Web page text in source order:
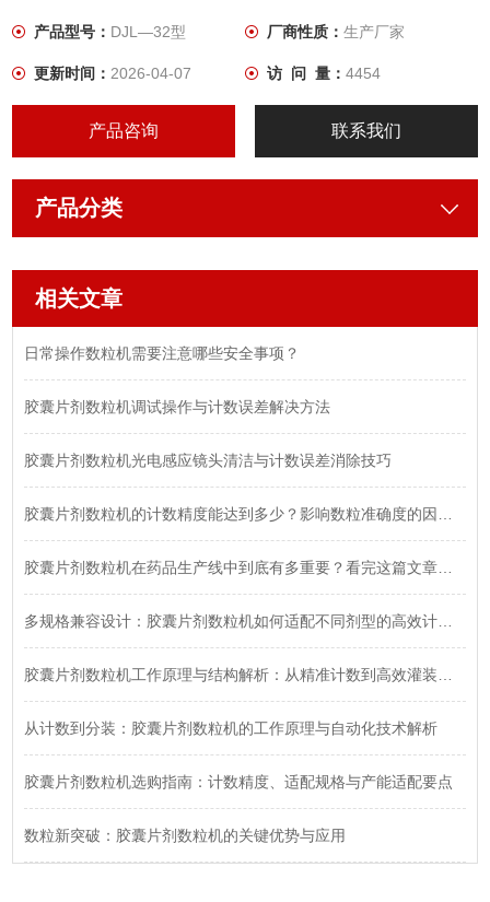
产品型号： DJL—32型 厂商性质： 生产厂家
更新时间：2026-04-07 访 问 量： 4454
产品咨询 联系我们
产品分类
相关文章
日常操作数粒机需要注意哪些安全事项？
胶囊片剂数粒机调试操作与计数误差解决方法
胶囊片剂数粒机光电感应镜头清洁与计数误差消除技巧
胶囊片剂数粒机的计数精度能达到多少？影响数粒准确度的因素有哪些？深度解析来了！
胶囊片剂数粒机在药品生产线中到底有多重要？看完这篇文章你就明白了！
多规格兼容设计：胶囊片剂数粒机如何适配不同剂型的高效计数需求
胶囊片剂数粒机工作原理与结构解析：从精准计数到高效灌装全流程
从计数到分装：胶囊片剂数粒机的工作原理与自动化技术解析
胶囊片剂数粒机选购指南：计数精度、适配规格与产能适配要点
数粒新突破：胶囊片剂数粒机的关键优势与应用